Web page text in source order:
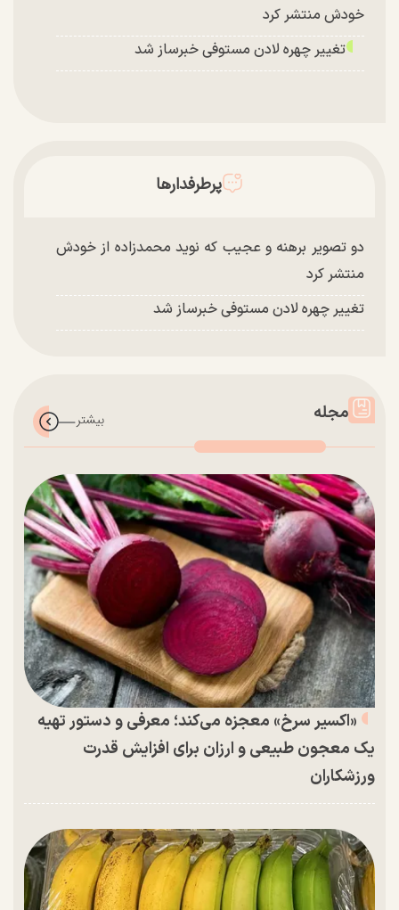
خودش منتشر کرد
تغییر چهره لادن مستوفی خبرساز شد
پرطرفدارها
دو تصویر برهنه و عجیب که نوید محمدزاده از خودش
منتشر کرد
تغییر چهره لادن مستوفی خبرساز شد
مجله
«اکسیر سرخ» معجزه می‌کند؛ معرفی و دستور تهیه
یک معجون طبیعی و ارزان برای افزایش قدرت
ورزشکاران